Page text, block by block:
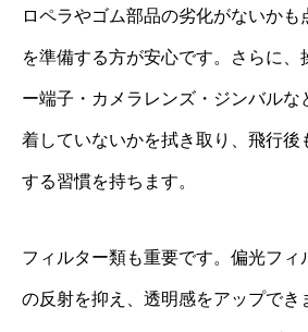
ロペラやゴム部品の劣化がないかも
を準備する方が安心です。さらに、
ー端子・カメラレンズ・ジンバルな
着していないかを拭き取り、飛行後
する習慣を持ちます。
フィルター類も重要です。偏光フィ
の反射を抑え、透明感をアップでき